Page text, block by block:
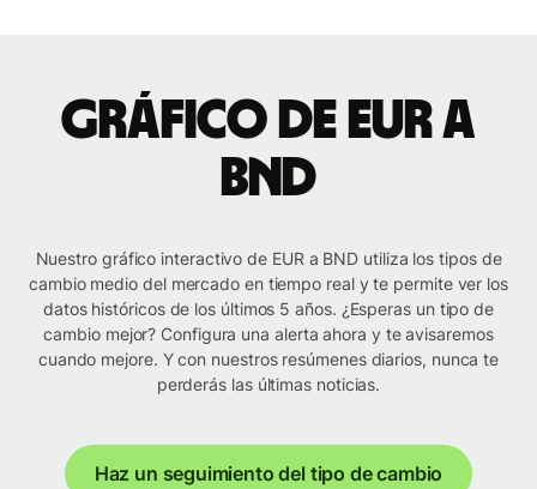
Gráfico de EUR a
BND
Nuestro gráfico interactivo de EUR a BND utiliza los tipos de
cambio medio del mercado en tiempo real y te permite ver los
datos históricos de los últimos 5 años. ¿Esperas un tipo de
cambio mejor? Configura una alerta ahora y te avisaremos
cuando mejore. Y con nuestros resúmenes diarios, nunca te
perderás las últimas noticias.
Haz un seguimiento del tipo de cambio